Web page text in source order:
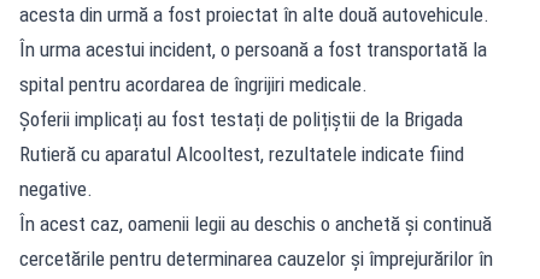
acesta din urmă a fost proiectat în alte două autovehicule.
În urma acestui incident, o persoană a fost transportată la
spital pentru acordarea de îngrijiri medicale.
Șoferii implicați au fost testați de polițiștii de la Brigada
Rutieră cu aparatul Alcooltest, rezultatele indicate fiind
negative.
În acest caz, oamenii legii au deschis o anchetă și continuă
cercetările pentru determinarea cauzelor şi împrejurărilor în